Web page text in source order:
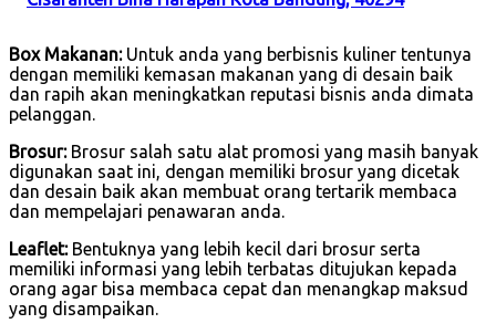
Box Makanan:Untuk anda yang berbisnis kuliner tentunya
dengan memiliki kemasan makanan yang di desain baik
dan rapih akan meningkatkan reputasi bisnis anda dimata
pelanggan.
Brosur:Brosur salah satu alat promosi yang masih banyak
digunakan saat ini, dengan memiliki brosur yang dicetak
dan desain baik akan membuat orang tertarik membaca
dan mempelajari penawaran anda.
Leaflet:Bentuknya yang lebih kecil dari brosur serta
memiliki informasi yang lebih terbatas ditujukan kepada
orang agar bisa membaca cepat dan menangkap maksud
yang disampaikan.